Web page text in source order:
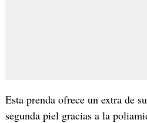
Esta prenda ofrece un extra de
segunda piel gracias a la